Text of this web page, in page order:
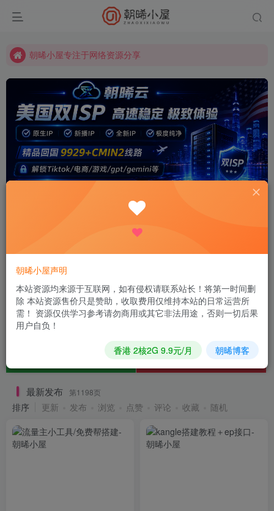
朝晞小屋专注于网络资源分享
朝晞小屋专注于网络资源分享
最新发布 第1198页
排序 更新 发布 浏览 点赞 评论 收藏 随机
朝晞小屋声明
本站资源均来源于互联网，如有侵权请联系站长！将第一时间删
除 本站资源售价只是赞助，收取费用仅维持本站的日常运营所
需！ 资源仅供学习参考请勿商用或其它非法用途，否则一切后果
用户自负！
香港 2核2G 9.9元/月 朝晞博客